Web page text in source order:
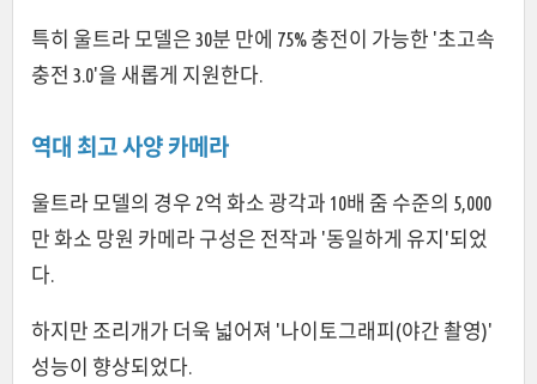
특히 울트라 모델은 30분 만에 75% 충전이 가능한 '초고속
충전 3.0'을 새롭게 지원한다.
역대 최고 사양 카메라
울트라 모델의 경우 2억 화소 광각과 10배 줌 수준의 5,000
만 화소 망원 카메라 구성은 전작과 '동일하게 유지'되었
다.
하지만 조리개가 더욱 넓어져 '나이토그래피(야간 촬영)'
성능이 향상되었다.